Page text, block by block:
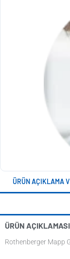
ÜRÜN AÇIKLAMA
ÜRÜN AÇIKLAMASI
Rothenberger Mapp